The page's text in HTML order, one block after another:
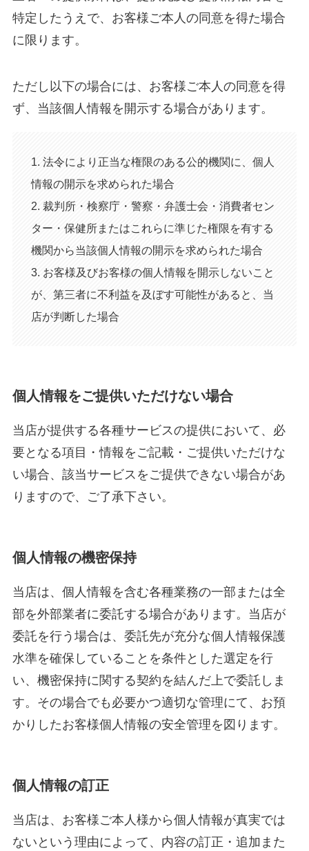
特定したうえで、お客様ご本人の同意を得た場合
に限ります。
ただし以下の場合には、お客様ご本人の同意を得
ず、当該個人情報を開示する場合があります。
1. 法令により正当な権限のある公的機関に、個人
情報の開示を求められた場合
2. 裁判所・検察庁・警察・弁護士会・消費者セン
ター・保健所またはこれらに準じた権限を有する
機関から当該個人情報の開示を求められた場合
3. お客様及びお客様の個人情報を開示しないこと
が、第三者に不利益を及ぼす可能性があると、当
店が判断した場合
個人情報をご提供いただけない場合
当店が提供する各種サービスの提供において、必
要となる項目・情報をご記載・ご提供いただけな
い場合、該当サービスをご提供できない場合があ
りますので、ご了承下さい。
個人情報の機密保持
当店は、個人情報を含む各種業務の一部または全
部を外部業者に委託する場合があります。当店が
委託を行う場合は、委託先が充分な個人情報保護
水準を確保していることを条件とした選定を行
い、機密保持に関する契約を結んだ上で委託しま
す。その場合でも必要かつ適切な管理にて、お預
かりしたお客様個人情報の安全管理を図ります。
個人情報の訂正
当店は、お客様ご本人様から個人情報が真実では
ないという理由によって、内容の訂正・追加また